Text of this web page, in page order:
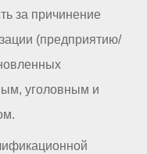
за причинение
(предприятию/
уголовным и